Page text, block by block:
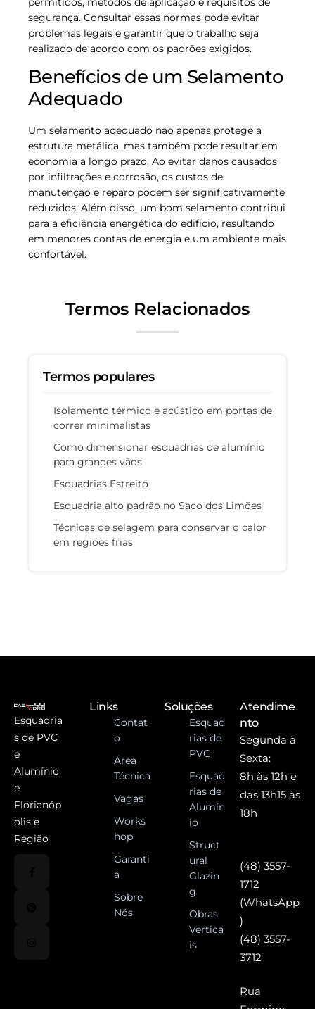
segurança. Consultar essas normas pode evitar
problemas legais e garantir que o trabalho seja
realizado de acordo com os padrões exigidos.
Benefícios de um Selamento
Adequado
Um selamento adequado não apenas protege a
estrutura metálica, mas também pode resultar em
economia a longo prazo. Ao evitar danos causados
por infiltrações e corrosão, os custos de
manutenção e reparo podem ser significativamente
reduzidos. Além disso, um bom selamento contribui
para a eficiência energética do edifício, resultando
em menores contas de energia e um ambiente mais
confortável.
Termos Relacionados
Termos populares
Isolamento térmico e acústico em portas de
correr minimalistas
Como dimensionar esquadrias de alumínio
para grandes vãos
Esquadrias Estreito
Esquadria alto padrão no Saco dos Limões
Técnicas de selagem para conservar o calor
em regiões frias
Esquadria
s de PVC
e
Alumínio
e
Florianóp
olis e
Região
Links
Contat
o
Área
Técnica
Vagas
Works
hop
Garanti
a
Sobre
Nós
Soluções
Esquad
rias de
PVC
Esquad
rias de
Alumín
io
Struct
ural
Glazin
g
Obras
Vertica
is
Atendime
nto
Segunda à
Sexta:
8h às 12h e
das 13h15 às
18h
(48) 3557-
1712
(WhatsApp
)
(48) 3557-
3712
Rua